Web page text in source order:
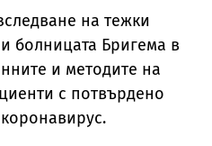
на тежки
болницата Бригема в
и методите на
с потвърдено